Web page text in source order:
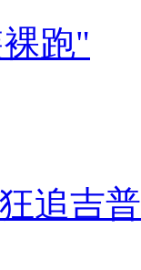
跑"
追吉